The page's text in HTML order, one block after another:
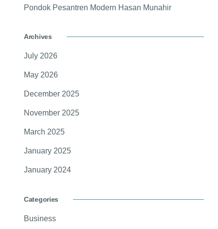
Pondok Pesantren Modern Hasan Munahir
Archives
July 2026
May 2026
December 2025
November 2025
March 2025
January 2025
January 2024
Categories
Business